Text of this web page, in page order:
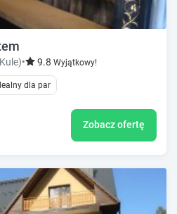
• 9.8 Wyjątkowy!
dla par
Zobacz ofertę